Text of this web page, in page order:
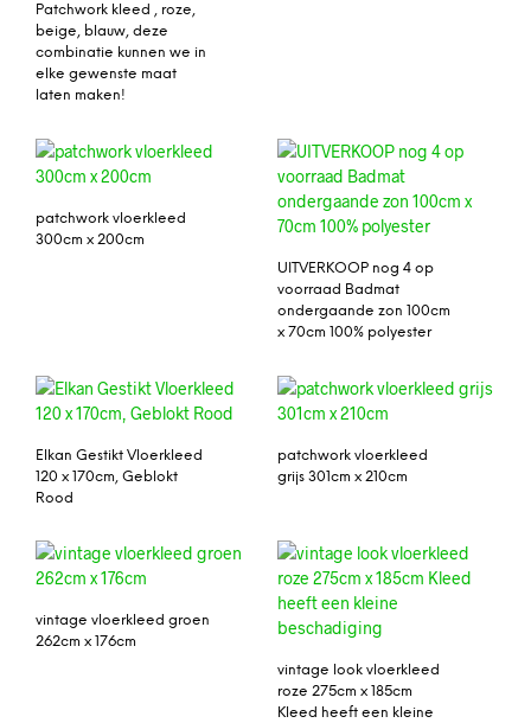
Patchwork kleed , roze,
beige, blauw, deze
combinatie kunnen we in
elke gewenste maat
laten maken!
patchwork vloerkleed
300cm x 200cm
UITVERKOOP nog 4 op
voorraad Badmat
ondergaande zon 100cm
x 70cm 100% polyester
Elkan Gestikt Vloerkleed
120 x 170cm, Geblokt
Rood
patchwork vloerkleed
grijs 301cm x 210cm
vintage vloerkleed groen
262cm x 176cm
vintage look vloerkleed
roze 275cm x 185cm
Kleed heeft een kleine